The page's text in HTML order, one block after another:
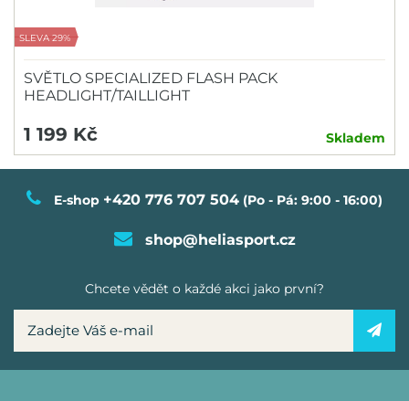
SLEVA 29%
SVĚTLO SPECIALIZED FLASH PACK
HEADLIGHT/TAILLIGHT
1 199 Kč Skladem
E-shop +420 776 707 504 (Po - Pá: 9:00 - 16:00)
shop@heliasport.cz
Chcete vědět o každé akci jako první?